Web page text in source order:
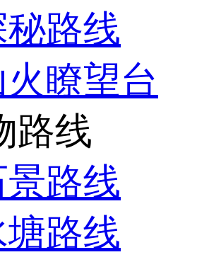
路线
火瞭望台
路线
路线
路线